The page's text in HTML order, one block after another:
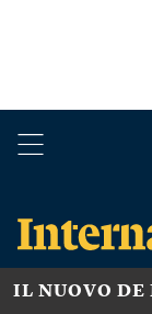
IL NUOVO DE